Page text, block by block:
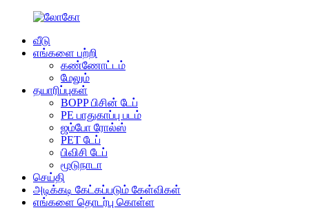
வீடு
எங்களை பற்றி
கண்ணோட்டம்
மேலும்
தயாரிப்புகள்
BOPP பிசின் டேப்
PE பாதுகாப்பு படம்
ஜம்போ ரோல்ஸ்
PET டேப்
பிவிசி டேப்
மூடுநாடா
செய்தி
அடிக்கடி கேட்கப்படும் கேள்விகள்
எங்களை தொடர்பு கொள்ள